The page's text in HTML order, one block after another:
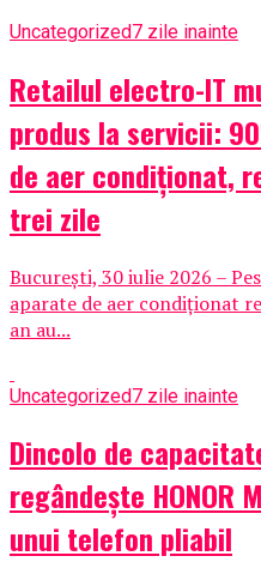
Uncategorized7 zile inainte
Retailul electro-IT
produs la servicii:
de aer condiționat,
trei zile
București, 30 iulie 2026 –
aparate de aer condiționat
an au...
Uncategorized7 zile inainte
Dincolo de
regândește HONOR
unui telefon pliabil